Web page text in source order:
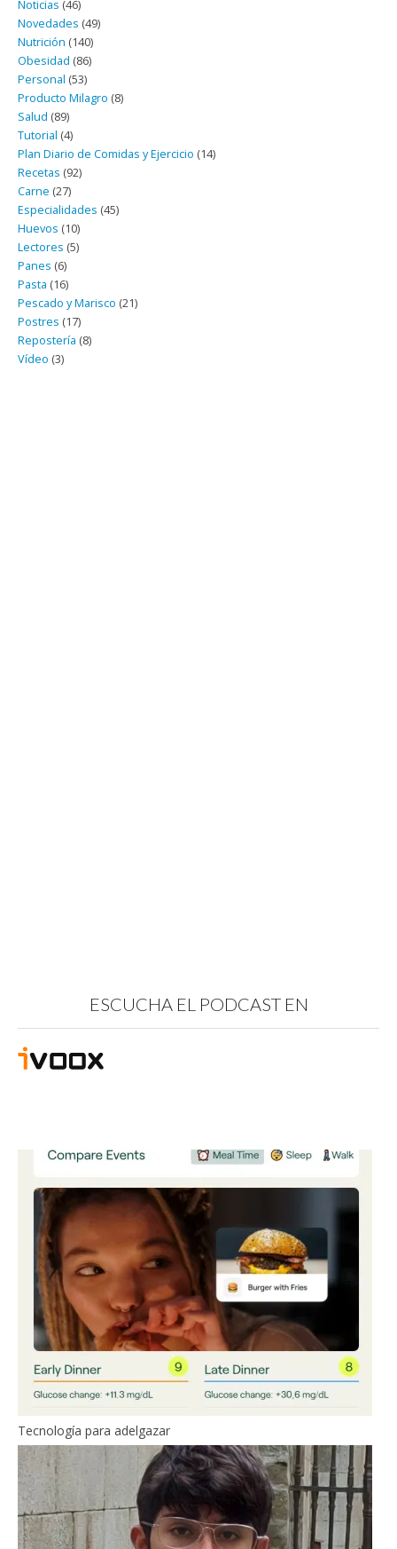
Noticias (46)
Novedades (49)
Nutrición (140)
Obesidad (86)
Personal (53)
Producto Milagro (8)
Salud (89)
Tutorial (4)
Plan Diario de Comidas y Ejercicio (14)
Recetas (92)
Carne (27)
Especialidades (45)
Huevos (10)
Lectores (5)
Panes (6)
Pasta (16)
Pescado y Marisco (21)
Postres (17)
Repostería (8)
Vídeo (3)
ESCUCHA EL PODCAST EN
Tecnología para adelgazar